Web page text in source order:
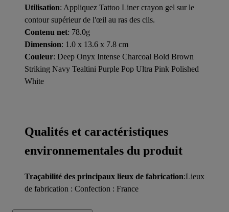
Utilisation: Appliquez Tattoo Liner crayon gel sur le
contour supérieur de l'œil au ras des cils.
Contenu net: 78.0g
Dimension: 1.0 x 13.6 x 7.8 cm
Couleur: Deep Onyx Intense Charcoal Bold Brown
Striking Navy Tealtini Purple Pop Ultra Pink Polished
White
Qualités et caractéristiques
environnementales du produit
Traçabilité des principaux lieux de fabrication:Lieux
de fabrication : Confection : France